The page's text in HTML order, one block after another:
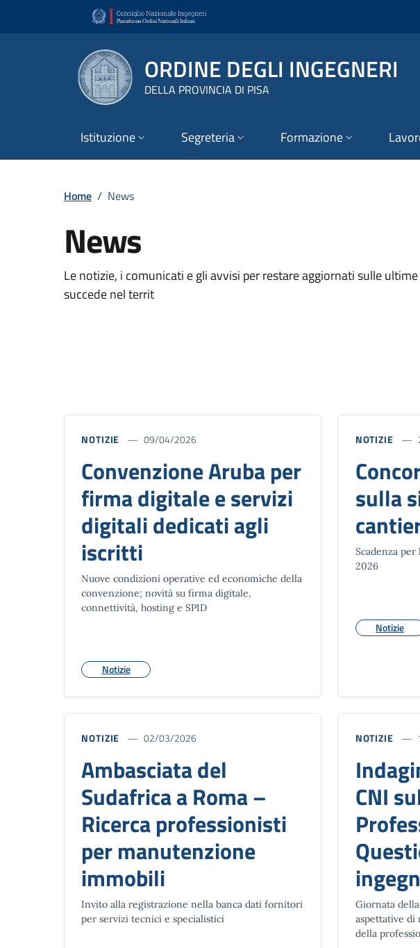
ORDINE DEGLI INGEGNERI
DELLA PROVINCIA DI PISA
Istituzione Segreteria Formazione
Home / News
News
Le notizie, i comunicati e gli avvisi per restare aggiornati sulle
succede nel territ
NOTIZIE 09/04/2026
Convenzione Aruba per
firma digitale e servizi
digitali dedicati agli
iscritti
Nuove condizioni operative ed economiche della
convenzione; novità su firma digitale,
connettività, hosting e SPID
Notizie
NOTIZIE
sulla
Scadenza per
2026
Notizie
NOTIZIE 02/03/2026
Ambasciata del
Sudafrica a Roma –
Ricerca professionisti
per manutenzione
immobili
Invito alla registrazione nella banca dati fornitori
per servizi tecnici e specialistici
NOTIZIE
CNI
Giornata
aspettative di
della